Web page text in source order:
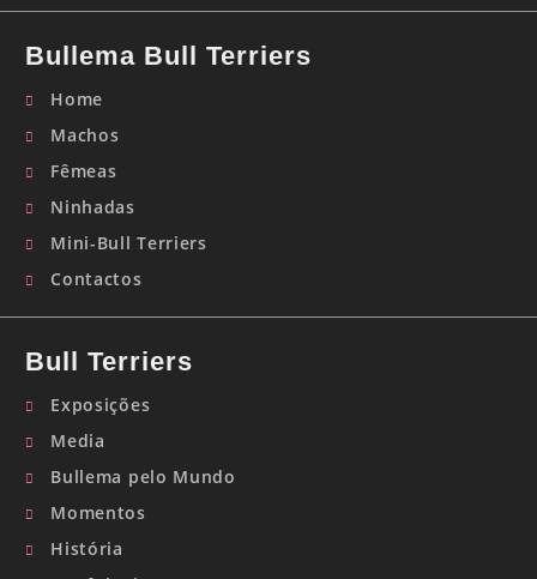
Bullema Bull Terriers
Home
Machos
Fêmeas
Ninhadas
Mini-Bull Terriers
Contactos
Bull Terriers
Exposições
Media
Bullema pelo Mundo
Momentos
História